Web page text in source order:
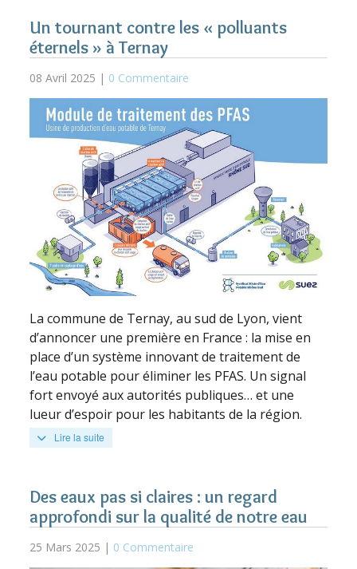
Un tournant contre les « polluants
éternels » à Ternay
08 Avril 2025 | 0 Commentaire
La commune de Ternay, au sud de Lyon, vient
d’annoncer une première en France : la mise en
place d’un système innovant de traitement de
l’eau potable pour éliminer les PFAS. Un signal
fort envoyé aux autorités publiques… et une
lueur d’espoir pour les habitants de la région.
Lire la suite
Des eaux pas si claires : un regard
approfondi sur la qualité de notre eau
25 Mars 2025 | 0 Commentaire